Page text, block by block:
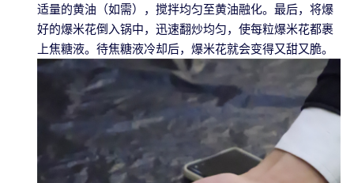
适量的黄油（如需），搅拌均匀至黄油融化。最后，将爆
好的爆米花倒入锅中，迅速翻炒均匀，使每粒爆米花都裹
上焦糖液。待焦糖液冷却后，爆米花就会变得又甜又脆。